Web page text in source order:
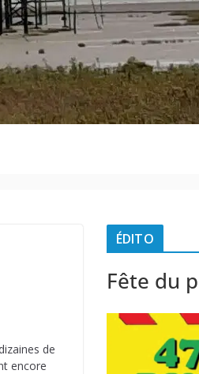
de
encore
ÉDITO
Fête du